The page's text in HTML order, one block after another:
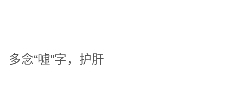
多念“嘘”字，护肝